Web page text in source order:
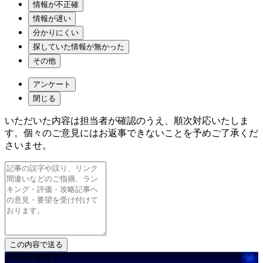
情報が不正確
情報が遅い
分かりにくい
探していた情報が無かった
その他
アンケート
閉じる
いただいた内容は担当者が確認のうえ、順次対応いたしま
す。個々のご意見にはお返事できないことを予めご了承くだ
さいませ。
ゲームを探す